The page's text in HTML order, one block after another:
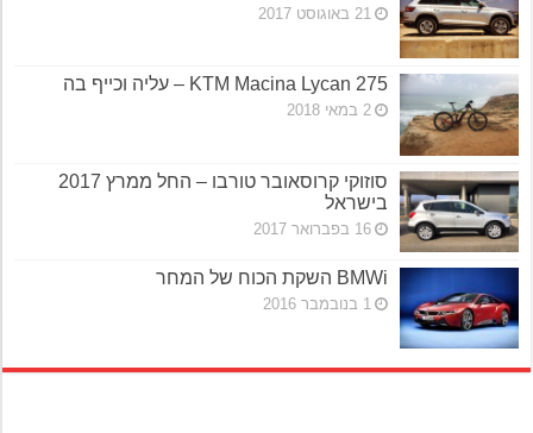
21 באוגוסט 2017
KTM Macina Lycan 275 – עליה וכייף בה
2 במאי 2018
סוזוקי קרוסאובר טורבו – החל ממרץ 2017
בישראל
16 בפברואר 2017
BMWi השקת הכוח של המחר
1 בנובמבר 2016